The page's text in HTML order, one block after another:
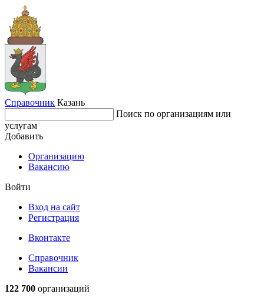
Справочник Казань
Поиск по организациям или
услугам
Добавить
Организацию
Вакансию
Войти
Вход на сайт
Регистрация
Вконтакте
Справочник
Вакансии
122 700 организаций